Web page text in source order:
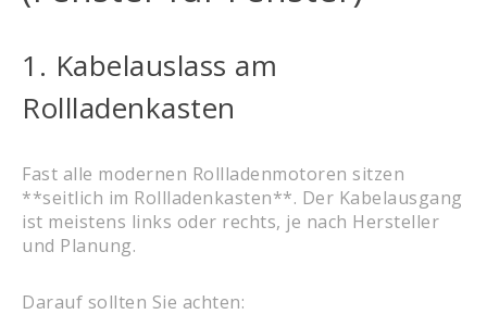
1. Kabelauslass am
Rollladenkasten
Fast alle modernen Rollladenmotoren sitzen
**seitlich im Rollladenkasten**. Der Kabelausgang
ist meistens links oder rechts, je nach Hersteller
und Planung.
Darauf sollten Sie achten: